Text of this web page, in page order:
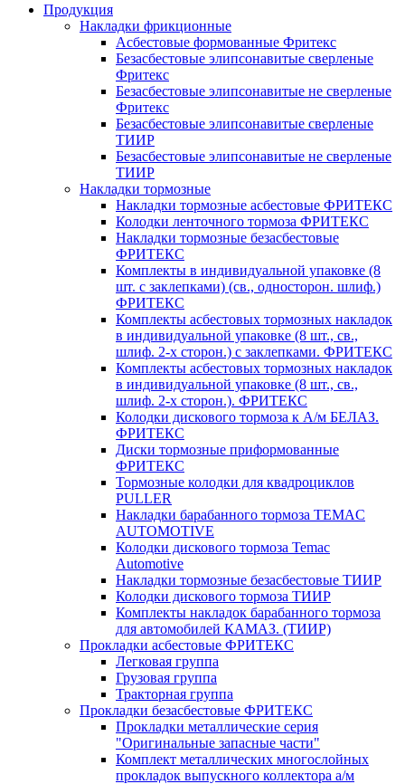
Продукция
Накладки фрикционные
Асбестовые формованные Фритекс
Безасбестовые элипсонавитые сверленые
Фритекс
Безасбестовые элипсонавитые не сверленые
Фритекс
Безасбестовые элипсонавитые сверленые
ТИИР
Безасбестовые элипсонавитые не сверленые
ТИИР
Накладки тормозные
Накладки тормозные асбестовые ФРИТЕКС
Колодки ленточного тормоза ФРИТЕКС
Накладки тормозные безасбестовые
ФРИТЕКС
Комплекты в индивидуальной упаковке (8
шт. с заклепками) (св., односторон. шлиф.)
ФРИТЕКС
Комплекты асбестовых тормозных накладок
в индивидуальной упаковке (8 шт., св.,
шлиф. 2-х сторон.) c заклепками. ФРИТЕКС
Комплекты асбестовых тормозных накладок
в индивидуальной упаковке (8 шт., св.,
шлиф. 2-х сторон.). ФРИТЕКС
Колодки дискового тормоза к А/м БЕЛАЗ.
ФРИТЕКС
Диски тормозные приформованные
ФРИТЕКС
Тормозные колодки для квадроциклов
PULLER
Накладки барабанного тормоза TEMAC
AUTOMOTIVE
Колодки дискового тормоза Temac
Automotive
Накладки тормозные безасбестовые ТИИР
Колодки дискового тормоза ТИИР
Комплекты накладок барабанного тормоза
для автомобилей КАМАЗ. (ТИИР)
Прокладки асбестовые ФРИТЕКС
Легковая группа
Грузовая группа
Тракторная группа
Прокладки безасбестовые ФРИТЕКС
Прокладки металлические серия
"Оригинальные запасные части"
Комплект металлических многослойных
прокладок выпускного коллектора а/м